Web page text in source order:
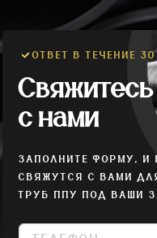
ОТВЕТ В ТЕЧЕНИЕ
Свяжитесь
с нами
ЗАПОЛНИТЕ ФОРМУ, И
СВЯЖУТСЯ С ВАМИ
ТРУБ ППУ ПОД ВАШИ